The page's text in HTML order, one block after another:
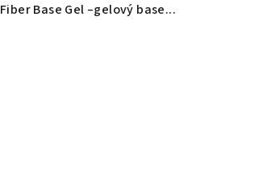
Fiber Base Gel –gelový base...